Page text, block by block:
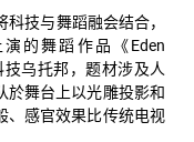
技与舞蹈融会结合，
的舞蹈作品《Eden
乌托邦，题材涉及人
於舞台上以光雕投影和
、感官效果比传统电视